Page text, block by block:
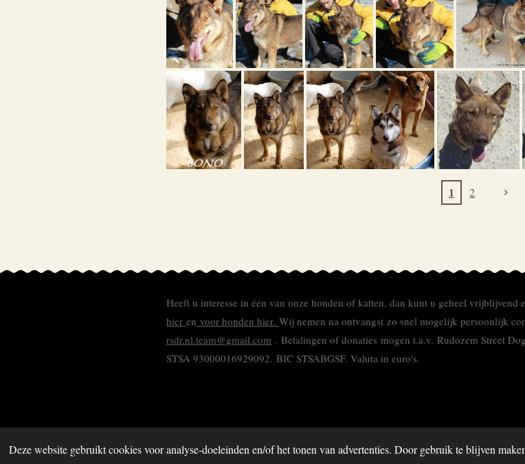
Deze website gebruikt cookies voor analyse-doeleinden en/of het tonen van advertenties. Door gebruik te blijven
1 2
Heeft u interesse in één van onze honden of katten, dan kunt u geheel vrijblijvend
hier en voor honden hier. Wij nemen na ontvangst zo snel mogelijk persoonlijk
rsdr.nl.team@gmail.com . Betalingen of donaties mogen t.a.v. Rudozem Street
STSA 93000016929092. BIC STSABGSF. Valuta in euro's.